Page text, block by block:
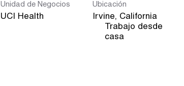
Unidad de Negocios
UCI Health
Ubicación
inicio
Trabajo desde
casa